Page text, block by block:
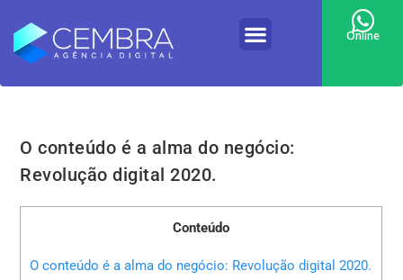
Online
O conteúdo é a alma do negócio:
Revolução digital 2020.
Conteúdo
O conteúdo é a alma do negócio: Revolução digital 2020.